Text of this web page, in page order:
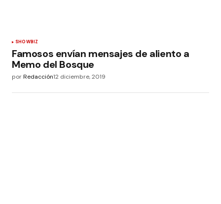
SHOWBIZ
Famosos envían mensajes de aliento a
Memo del Bosque
porRedacción12 diciembre, 2019